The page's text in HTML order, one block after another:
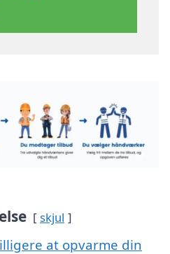
skjul
at opvarme din